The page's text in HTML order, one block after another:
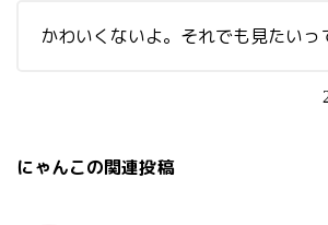
かわいくないよ。それでも見たいっ
にゃんこの関連投稿